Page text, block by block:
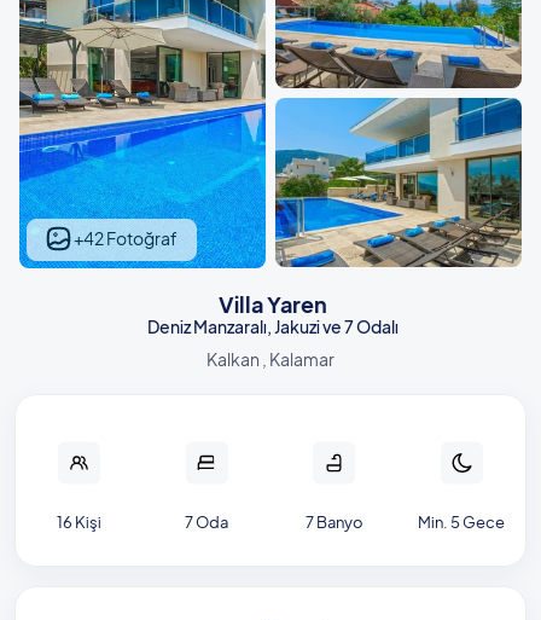
Villa Yaren
Deniz Manzaralı, Jakuzi ve 7 Odalı
Kalkan , Kalamar
+42 Fotoğraf
16 Kişi 7 Oda 7 Banyo Min. 5 Gece